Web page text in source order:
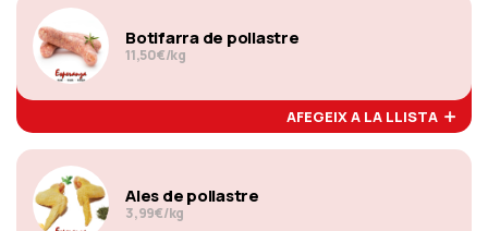
Botifarra de pollastre
11,50€/kg
AFEGEIX A LA LLISTA
Ales de pollastre
3,99€/kg